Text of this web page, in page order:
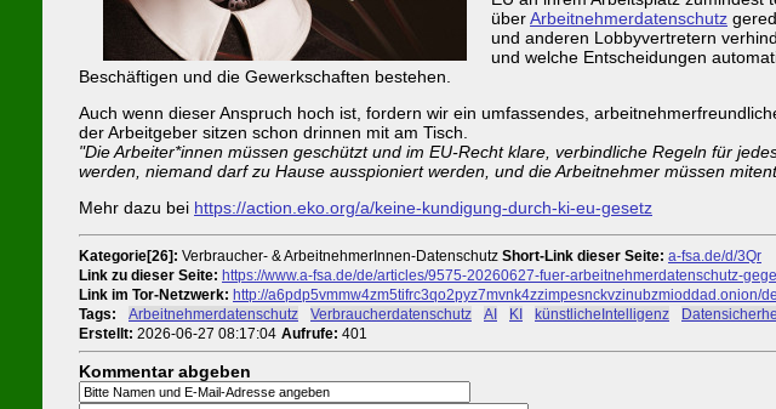
überArbeitnehmerdatenschutz
und anderen Lobbyvertretern
und welche Entscheidungen
Beschäftigen und die Gewerkschaften bestehen.
Auch wenn dieser Anspruch hoch ist, fordern wir ein umfassendes,
der Arbeitgeber sitzen schon drinnen mit am Tisch.
"Die Arbeiter*innen müssen geschützt und im EU-Recht klare, verbindliche Regeln für
werden, niemand darf zu Hause ausspioniert werden, und die Arbeitnehmer müssen
Mehr dazu bei https://action.eko.org/a/keine-kundigung-durch-ki-eu-gesetz
Kategorie[26]: Verbraucher- & ArbeitnehmerInnen-Datenschutz Short-Link dieser Seite: a-fsa.de/d/3Qr
Link zu dieser Seite: https://www.a-fsa.de/de/articles/9575-20260627-fuer-arbeitnehmerdatenschutz-
Link im Tor-Netzwerk: http://a6pdp5vmmw4zm5tifrc3qo2pyz7mvnk4zzimpesnckvzinubzmioddad.onion/
Tags:
Arbeitnehmerdatenschutz Verbraucherdatenschutz AI KI künstlicheIntelligenz
Erstellt: 2026-06-27 08:17:04 Aufrufe: 401
Kommentar abgeben